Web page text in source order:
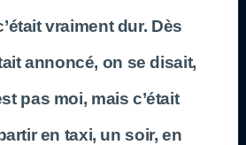
vraiment dur. Dès
annoncé, on se disait,
pas moi, mais c’était
en taxi, un soir, en